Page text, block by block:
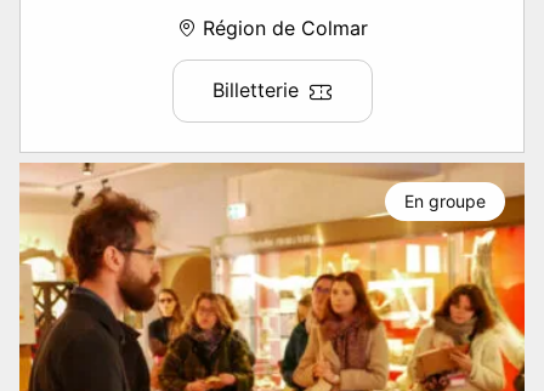
Région de Colmar
Billetterie
En groupe